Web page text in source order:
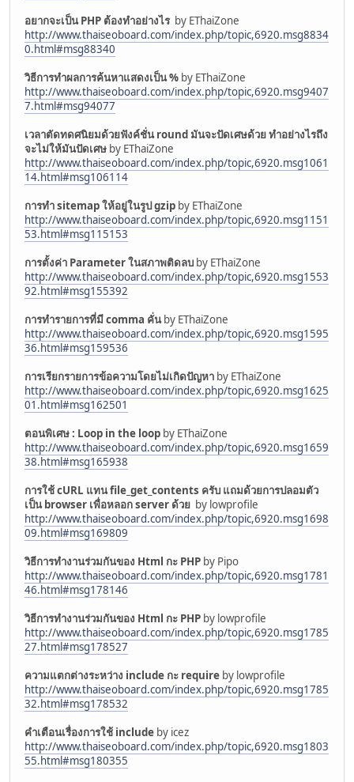
อยากจะเป็น PHP ต้องทำอย่างไรby EThaiZone
http://www.thaiseoboard.com/index.php/topic,6920.msg8834
0.html#msg88340
วิธีการทำผลการค้นหาแสดงเป็น % by EThaiZone
http://www.thaiseoboard.com/index.php/topic,6920.msg9407
7.html#msg94077
เวลาตัดทดศนิยมด้วยฟังค์ชั่น round มันจะปัดเศษด้วย ทำอย่างไรถึง
จะไม่ให้มันปัดเศษ by EThaiZone
http://www.thaiseoboard.com/index.php/topic,6920.msg1061
14.html#msg106114
การทำ sitemap ให้อยู่ในรูป gzip by EThaiZone
http://www.thaiseoboard.com/index.php/topic,6920.msg1151
53.html#msg115153
การตั้งค่า Parameter ในสภาพติดลบ by EThaiZone
http://www.thaiseoboard.com/index.php/topic,6920.msg1553
92.html#msg155392
การทำรายการที่มี comma คั่นby EThaiZone
http://www.thaiseoboard.com/index.php/topic,6920.msg1595
36.html#msg159536
การเรียกรายการข้อความโดยไม่เกิดปัญหา by EThaiZone
http://www.thaiseoboard.com/index.php/topic,6920.msg1625
01.html#msg162501
ตอนพิเศษ : Loop in the loop by EThaiZone
http://www.thaiseoboard.com/index.php/topic,6920.msg1659
38.html#msg165938
การใช้ cURL แทน file_get_contents ครับ แถมด้วยการปลอมตัว
เป็น browser เพื่อหลอก server ด้วย by lowprofile
http://www.thaiseoboard.com/index.php/topic,6920.msg1698
09.html#msg169809
วิธีการทำงานร่วมกันของ Html กะ PHP by Pipo
http://www.thaiseoboard.com/index.php/topic,6920.msg1781
46.html#msg178146
วิธีการทำงานร่วมกันของ Html กะ PHP by lowprofile
http://www.thaiseoboard.com/index.php/topic,6920.msg1785
27.html#msg178527
ความแตกต่างระหว่าง include กะ require by lowprofile
http://www.thaiseoboard.com/index.php/topic,6920.msg1785
32.html#msg178532
คำเตือนเรื่องการใช้ include by icez
http://www.thaiseoboard.com/index.php/topic,6920.msg1803
55.html#msg180355